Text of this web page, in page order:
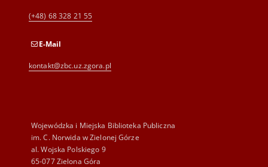
(+48) 68 328 21 55
E-Mail
kontakt@zbc.uz.zgora.pl
Wojewódzka i Miejska Biblioteka Publiczna
im. C. Norwida w Zielonej Górze
al. Wojska Polskiego 9
65-077 Zielona Góra